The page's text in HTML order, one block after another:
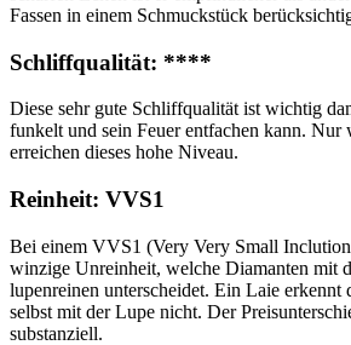
Fassen in einem Schmuckstück
Schliffqualität: ****
Diese sehr gute Schliffqualität ist wichtig
funkelt und sein Feuer entfachen kann. Nur
erreichen dieses hohe Niveau.
Reinheit: VVS1
Bei einem VVS1 (Very Very Small
winzige Unreinheit, welche Diamanten mit
lupenreinen unterscheidet. Ein Laie erkennt
selbst mit der Lupe nicht. Der
substanziell.